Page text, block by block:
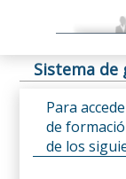
Sistema
Para
de
de los